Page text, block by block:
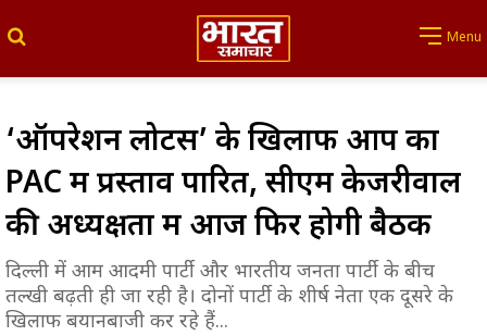
Menu
‘ऑपरेशन लोटस’ के खिलाफ आप का
PAC में प्रस्‍ताव पारित, सीएम केजरीवाल
की अध्यक्षता में आज फिर होगी बैठक
दिल्ली में आम आदमी पार्टी और भारतीय जनता पार्टी के बीच
तल्खी बढ़ती ही जा रही है। दोनों पार्टी के शीर्ष नेता एक दूसरे के
खिलाफ बयानबाजी कर रहे हैं...